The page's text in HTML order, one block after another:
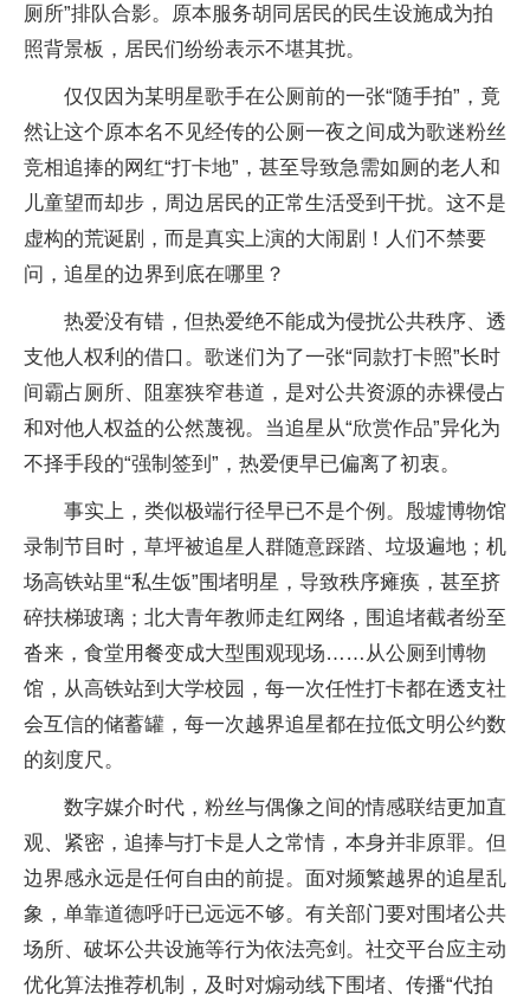
厕所”排队合影。原本服务胡同居民的民生设施成为拍
照背景板，居民们纷纷表示不堪其扰。
仅仅因为某明星歌手在公厕前的一张“随手拍”，竟
然让这个原本名不见经传的公厕一夜之间成为歌迷粉丝
竞相追捧的网红“打卡地”，甚至导致急需如厕的老人和
儿童望而却步，周边居民的正常生活受到干扰。这不是
虚构的荒诞剧，而是真实上演的大闹剧！人们不禁要
问，追星的边界到底在哪里？
热爱没有错，但热爱绝不能成为侵扰公共秩序、透
支他人权利的借口。歌迷们为了一张“同款打卡照”长时
间霸占厕所、阻塞狭窄巷道，是对公共资源的赤裸侵占
和对他人权益的公然蔑视。当追星从“欣赏作品”异化为
不择手段的“强制签到”，热爱便早已偏离了初衷。
事实上，类似极端行径早已不是个例。殷墟博物馆
录制节目时，草坪被追星人群随意踩踏、垃圾遍地；机
场高铁站里“私生饭”围堵明星，导致秩序瘫痪，甚至挤
碎扶梯玻璃；北大青年教师走红网络，围追堵截者纷至
沓来，食堂用餐变成大型围观现场……从公厕到博物
馆，从高铁站到大学校园，每一次任性打卡都在透支社
会互信的储蓄罐，每一次越界追星都在拉低文明公约数
的刻度尺。
数字媒介时代，粉丝与偶像之间的情感联结更加直
观、紧密，追捧与打卡是人之常情，本身并非原罪。但
边界感永远是任何自由的前提。面对频繁越界的追星乱
象，单靠道德呼吁已远远不够。有关部门要对围堵公共
场所、破坏公共设施等行为依法亮剑。社交平台应主动
优化算法推荐机制，及时对煽动线下围堵、传播“代拍